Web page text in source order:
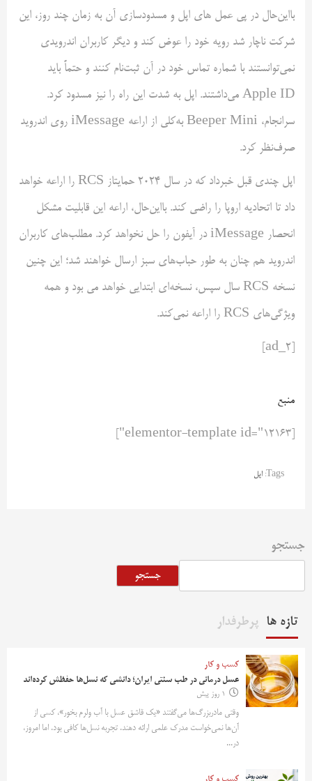
با‌این‌حال در پی عمل های اپل و مسدودسازی آن به زمان چند روز، این
شرکت ناچار شد رویه خود را عوض کند و دیگر کاربران اندرویدی
نمی‌توانستند با شماره تماس خود در آن ثبت‌نام کنند و حتماً باید
Apple ID می‌داشتند. اپل به شدت این راه را نیز مسدود کرد.
سرانجام، Beeper Mini به‌کلی از اراعه iMessage روی اندروید
صرف‌نظر کرد.
اپل چندی قبل خبرداد که در سال 2024 حمایتاز RCS را اراعه خواهد
داد تا اتحادیه اروپا را راضی کند. بااین‌حال، اراعه این قابلیت مشکل
انحصار iMessage در آیفون را حل نخواهد کرد. مطلب‌های کاربران
اندروید هم چنان به طور حباب‌های سبز ارسال خواهند شد؛ این چنین
نسخه RCS سال سپس، نسخه‌ای ابتدایی خواهد می بود و همه
ویژگی‌های RCS را اراعه نمی‌کند.
منبع
Tags: اپل
جستجو
جستجو
تازه ها پرطرفدار
کسب و کار
عسل درمانی در طب سنتی ایران؛ دانشی که نسل‌ها حفظش کرده‌اند
1 روز پیش
وقتی مادربزرگ‌ها می‌گفتند «یک قاشق عسل با آب ولرم بخور»، کسی از
آن‌ها نمی‌خواست مدرک علمی ارائه دهند. تجربه نسل‌ها کافی بود. اما امروز،
در...